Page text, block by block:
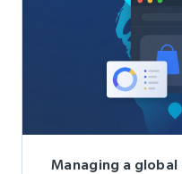
Managing a